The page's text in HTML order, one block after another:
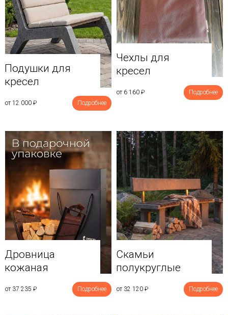
Подушки для
кресел
от 12 000 ₽ Подробнее
Чехлы для
кресел
от 6 160 ₽ Подробнее
Дровница
кожаная
от 37 235 ₽ Подробнее
Скамьи
полукруглые
от 32 120 ₽ Подробнее